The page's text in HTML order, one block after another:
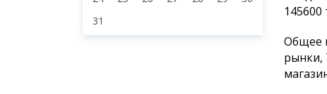
31
145600
Общее
рынки,